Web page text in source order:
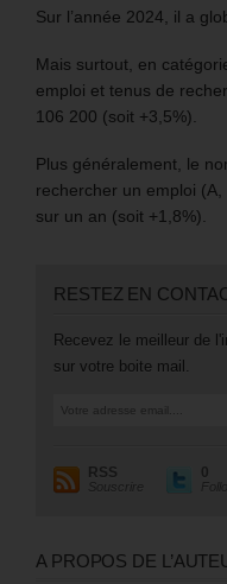
Sur l’année 2024, il a
Mais surtout, en
emploi et tenus de
106 200 (soit +3,5%).
Plus généralement, le
rechercher un emploi
sur un an (soit +1,8%).
RESTEZ EN
Recevez le meilleur de
sur votre boite mail.
RSS
Souscrire
0
A PROPOS DE